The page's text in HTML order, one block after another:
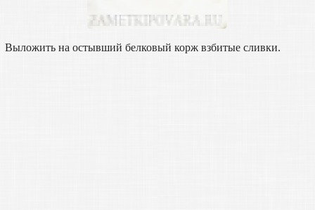
Выложить на остывший белковый корж взбитые сливки.